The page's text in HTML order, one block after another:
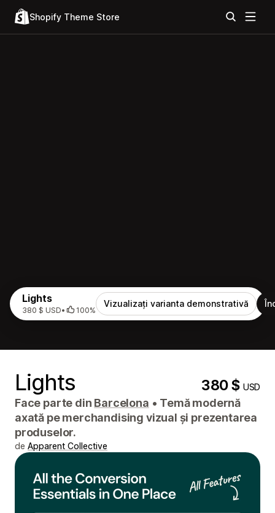
Shopify Theme Store
Lights
380 $ USD• 100%
Vizualizați varianta demonstrativă
Lights 380 $USD
Face parte din Barcelona • Temă modernă
axată pe merchandising vizual și prezentarea
produselor.
de Apparent Collective